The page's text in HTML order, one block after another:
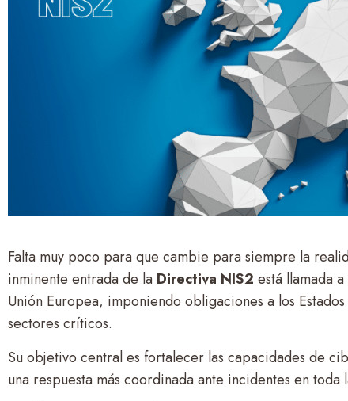
Falta muy poco para que cambie para siempre la
inminente entrada de la Directiva NIS2 está llamada
Unión Europea, imponiendo obligaciones a los
sectores críticos.
Su objetivo central es fortalecer las capacidades de
una respuesta más coordinada ante incidentes en toda